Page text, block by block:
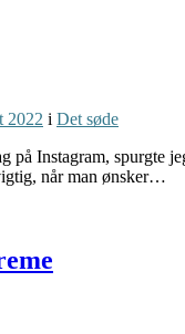
2022 i Det søde
Instagram, spurgte
når man ønsker…